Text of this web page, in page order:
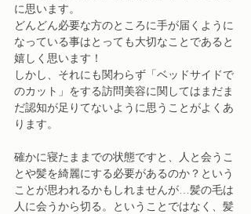
に思います。
どんどん必要な方のところに手が届くように
なっている事はとっても大切なことであると
嬉しく思います！
しかし、それにも関わらず「ベッドサイドで
のカット」をする訪問美容に関してはまだま
だ認知が足りてないように思うことがよくあ
ります。
確かに寝たままでの状態ですと、人と会うこ
とや髪を綺麗にする必要があるのか？という
ことが思われるかもしれませんが…髪の毛は
人に会うから切る。ということではなく、髪